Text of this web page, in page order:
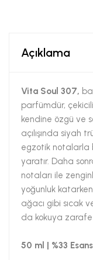
Açıklama
Vita Soul 307,
parfümdür,
kendine özgü ve
açılışında siyah
egzotik notalarla
yaratır. Daha
notaları ile
yoğunluk
ağacı gibi sıcak
da kokuya zarafet
50 ml | %33